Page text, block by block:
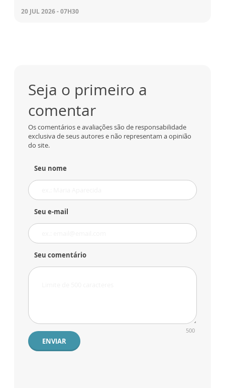
20 JUL 2026 - 07H30
Seja o primeiro a
comentar
Os comentários e avaliações são de responsabilidade
exclusiva de seus autores e não representam a opinião
do site.
Seu nome
Seu e-mail
Seu comentário
500
ENVIAR